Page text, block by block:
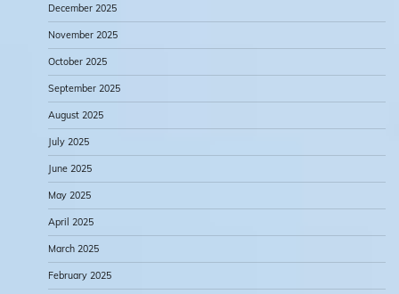
December 2025
November 2025
October 2025
September 2025
August 2025
July 2025
June 2025
May 2025
April 2025
March 2025
February 2025